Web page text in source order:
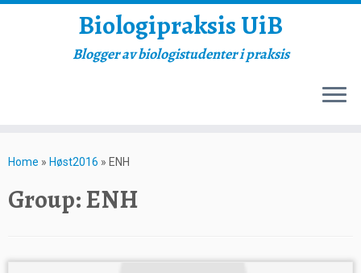
to
Biologipraksis UiB
Blogger av biologistudenter i praksis
Home » Høst2016 » ENH
Group:ENH